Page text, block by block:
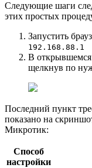
Следующие шаги
этих простых
Запустить
192.168.88.1
В открывшемся
щелкнув по
Последний пункт
показано на
Микротик:
Способ
настройки